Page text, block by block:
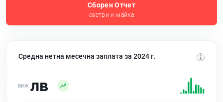
Сборен Отчет
сестри и майка
Средна нетна месечна заплата за 2024 г.
лв